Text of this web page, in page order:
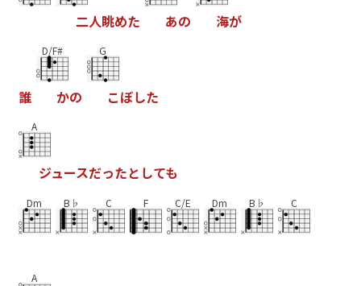
二人眺めた あの 海が
誰
D/F#
かの
G
こぼした
A
ジュースだったと しても
Dm B♭ C F C/E Dm B♭ C
A